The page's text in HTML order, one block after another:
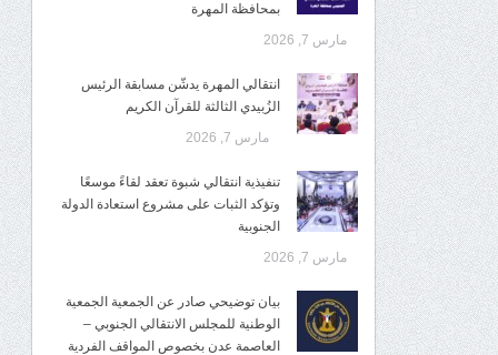
بمحافظة المهرة
مارس 7, 2026
انتقالي المهرة يدشّن مسابقة الرئيس
الزُبيدي الثالثة للقرآن الكريم
مارس 7, 2026
تنفيذية انتقالي شبوة تعقد لقاءً موسعًا
وتؤكد الثبات على مشروع استعادة الدولة
الجنوبية
مارس 7, 2026
بيان توضيحي صادر عن الجمعية الجمعية
الوطنية للمجلس الانتقالي الجنوبي –
العاصمة عدن بخصوص المواقف الفردية